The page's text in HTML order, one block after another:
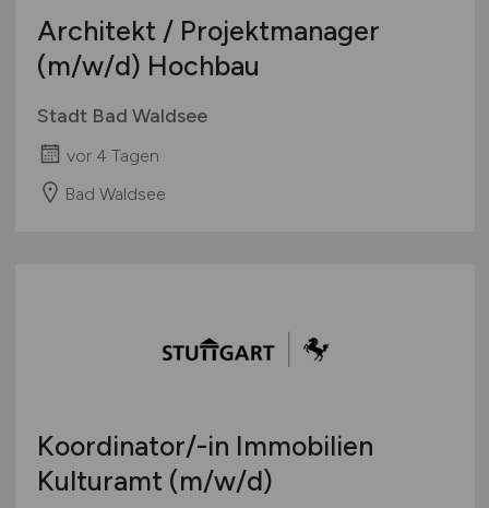
Architekt / Projektmanager
(m/w/d) Hochbau
Stadt Bad Waldsee
vor 4 Tagen
Bad Waldsee
Koordinator/-in Immobilien
Kulturamt (m/w/d)